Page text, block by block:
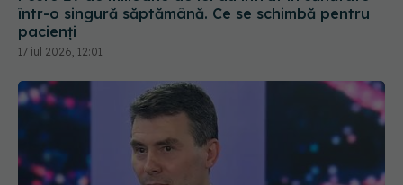
pacienți
17 iul 2026, 12:01